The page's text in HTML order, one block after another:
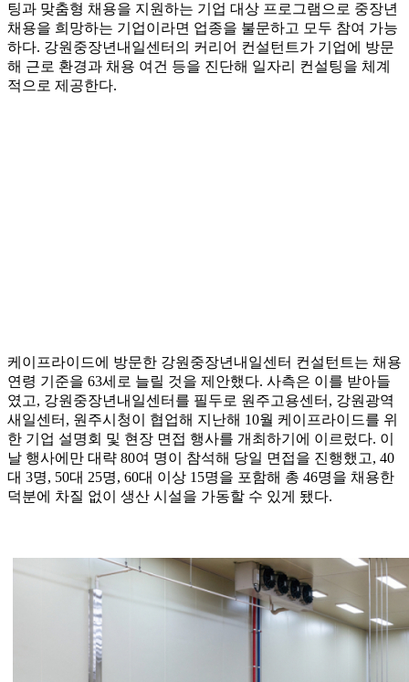
팅과 맞춤형 채용을 지원하는 기업 대상 프로그램으로 중장년
채용을 희망하는 기업이라면 업종을 불문하고 모두 참여 가능
하다. 강원중장년내일센터의 커리어 컨설턴트가 기업에 방문
해 근로 환경과 채용 여건 등을 진단해 일자리 컨설팅을 체계
적으로 제공한다.
케이프라이드에 방문한 강원중장년내일센터 컨설턴트는 채용
연령 기준을 63세로 늘릴 것을 제안했다. 사측은 이를 받아들
였고, 강원중장년내일센터를 필두로 원주고용센터, 강원광역
새일센터, 원주시청이 협업해 지난해 10월 케이프라이드를 위
한 기업 설명회 및 현장 면접 행사를 개최하기에 이르렀다. 이
날 행사에만 대략 80여 명이 참석해 당일 면접을 진행했고, 40
대 3명, 50대 25명, 60대 이상 15명을 포함해 총 46명을 채용한
덕분에 차질 없이 생산 시설을 가동할 수 있게 됐다.